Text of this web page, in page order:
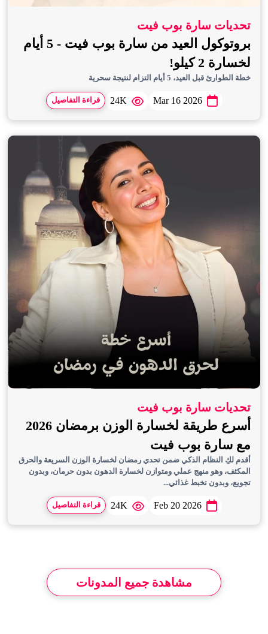
تحديات سارة بوب فيت
بروتوكول العيد من سارة بوب فيت - 5 أيام
لخسارة 2 كيلو!
خطة الطوارئ قبل العيد، 5 أيام التزام لنتيجة سحرية
Mar 16 2026
24K قراءة التفاصيل
تحديات سارة بوب فيت
أسرع طريقة لخسارة الوزن برمضان 2026
مع سارة بوب فيت
أقدم لكِ النظام الذكي ضمن تحدي رمضان لخسارة الوزن السريعة والحرق
المكثف، وهو منهج عملي ومتوازن لخسارة الدهون بدون حرمان، وبدون
تجويع، وبدون تخبط غذائي...
Feb 20 2026
24K قراءة التفاصيل
مشاهدة جميع المدونات